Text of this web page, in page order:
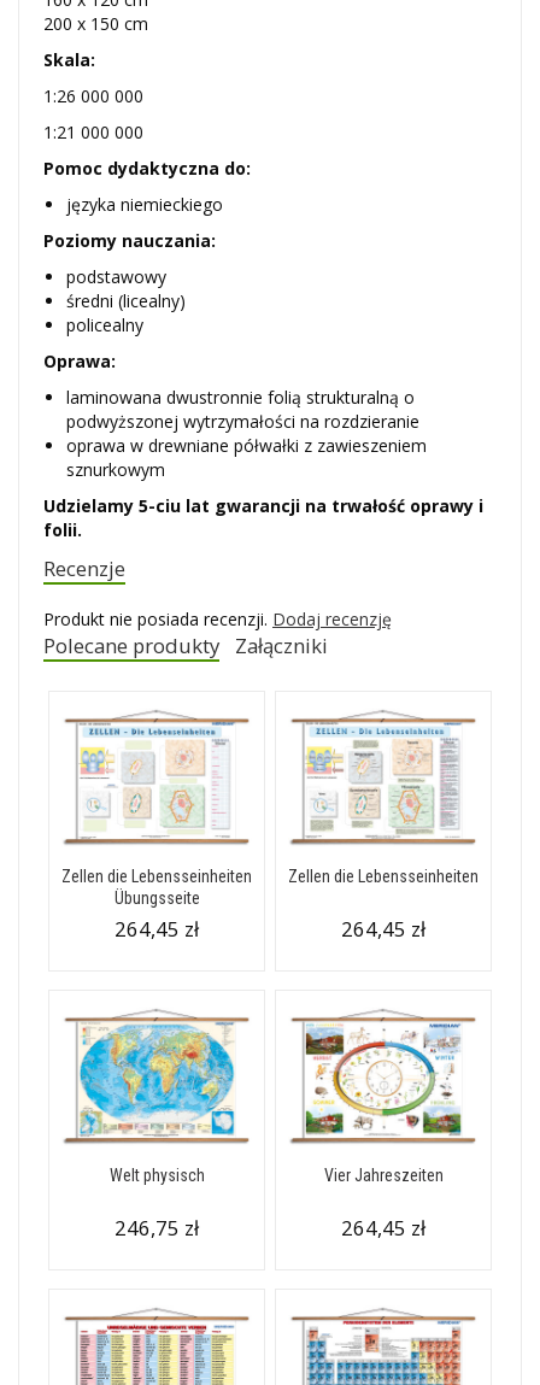
200 x 150 cm
Skala:
1:26 000 000
1:21 000 000
Pomoc dydaktyczna do:
języka niemieckiego
Poziomy nauczania:
podstawowy
średni (licealny)
policealny
Oprawa:
laminowana dwustronnie folią strukturalną o
podwyższonej wytrzymałości na rozdzieranie
oprawa w drewniane półwałki z zawieszeniem
sznurkowym
Udzielamy 5-ciu lat gwarancji na trwałość oprawy i
folii.
Recenzje
Produkt nie posiada recenzji. Dodaj recenzję
Polecane produkty Załączniki
Zellen die Lebensseinheiten
Übungsseite
264,45 zł
Zellen die Lebensseinheiten
264,45 zł
Welt physisch
246,75 zł
Vier Jahreszeiten
264,45 zł